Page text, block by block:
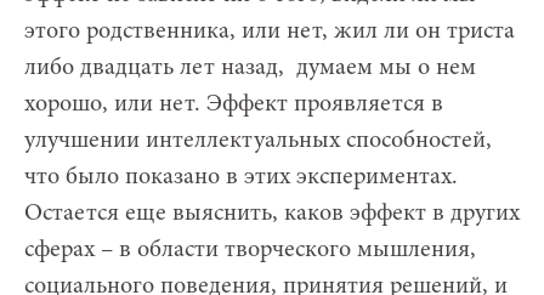
этого родственника, или нет, жил ли он триста
либо двадцать лет назад, думаем мы о нем
хорошо, или нет. Эффект проявляется в
улучшении интеллектуальных способностей,
что было показано в этих экспериментах.
Остается еще выяснить, каков эффект в других
сферах – в области творческого мышления,
социального поведения, принятия решений, и